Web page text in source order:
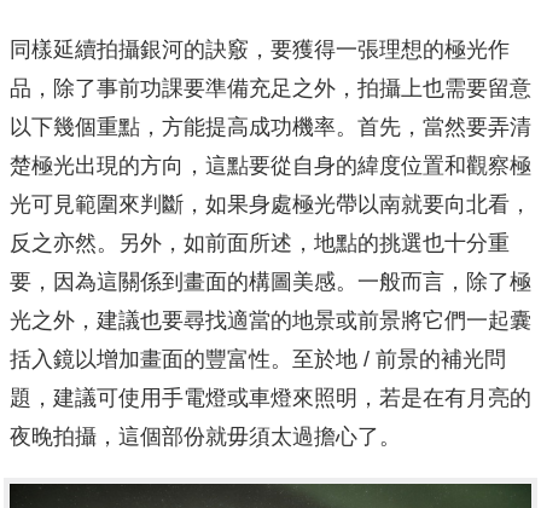
同樣延續拍攝銀河的訣竅，要獲得一張理想的極光作
品，除了事前功課要準備充足之外，拍攝上也需要留意
以下幾個重點，方能提高成功機率。首先，當然要弄清
楚極光出現的方向，這點要從自身的緯度位置和觀察極
光可見範圍來判斷，如果身處極光帶以南就要向北看，
反之亦然。另外，如前面所述，地點的挑選也十分重
要，因為這關係到畫面的構圖美感。一般而言，除了極
光之外，建議也要尋找適當的地景或前景將它們一起囊
括入鏡以增加畫面的豐富性。至於地 / 前景的補光問
題，建議可使用手電燈或車燈來照明，若是在有月亮的
夜晚拍攝，這個部份就毋須太過擔心了。